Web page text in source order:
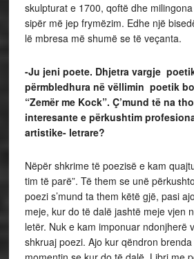
skulpturat e 1700, qoftë dhe
sipër më jep frymëzim. Edhe një
lë mbresa më shumë se të veçanta.
-Ju jeni poete. Dhjetra vargje
përmbledhura në vëllimin poetik
“Zemër me Kock”. Ç’mund të na
interesante e përkushtim
artistike- letrare?
Nëpër shkrime të poezisë e kam
tim të parë”. Të them se unë
poezi s’mund ta them këtë gjë, pasi
meje, kur do të dalë jashtë meje vjen
letër. Nuk e kam imponuar ndonjherë
shkruaj poezi. Ajo kur qëndron